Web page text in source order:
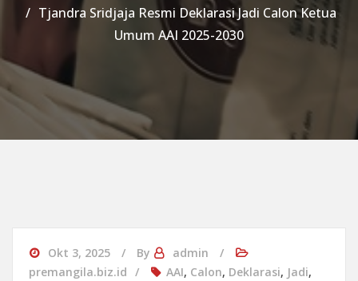
Tjandra Sridjaja Resmi Deklarasi Jadi Calon Ketua
Umum AAI 2025-2030
Okt 3, 2025 By
admin
premangila.biz.id
AAI, Calon, Deklarasi, Jadi,